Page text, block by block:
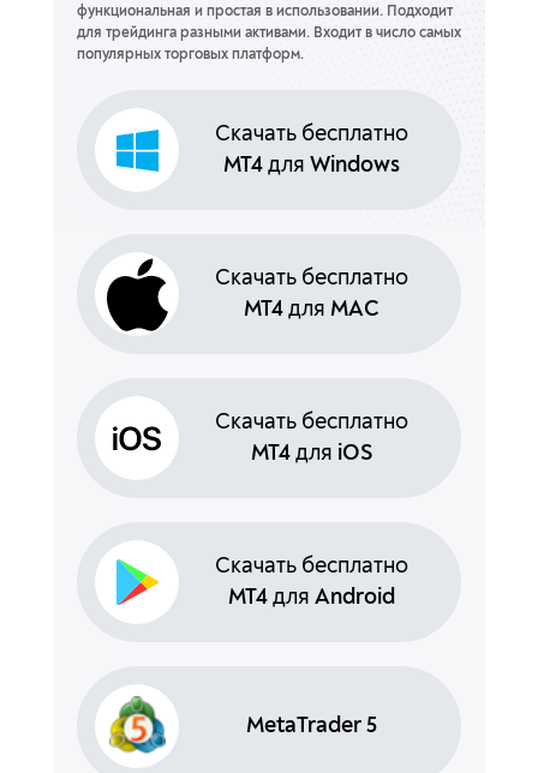
функциональная и простая в использовании. Подходит
для трейдинга разными активами. Входит в число самых
популярных торговых платформ.
Скачать бесплатно
MT4для Windows
Скачать бесплатно
MT4для MAC
Скачать бесплатно
MT4для iOS
Скачать бесплатно
MT4для Android
MetaTrader 5